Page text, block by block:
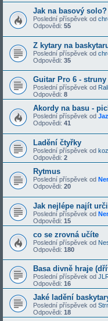
Jak na basový solo?
Poslední příspěvek od
Odpovědi: 55
Z kytary na
Poslední příspěvek od
Odpovědi: 35
Guitar Pro 6 - struny
Poslední příspěvek od
Odpovědi: 8
Akordy na basu -
Poslední příspěvek od
Odpovědi: 41
Ladění čtyřky
Poslední příspěvek od
Odpovědi: 2
Rytmus
Poslední příspěvek od
Odpovědi: 20
Jak nejlépe najít
Poslední příspěvek od
Odpovědi: 15
co se zrovná učíte
Poslední příspěvek od
Odpovědi: 180
Basa divně hraje
Poslední příspěvek od
Odpovědi: 16
Jaké ladění
Poslední příspěvek od
Odpovědi: 18